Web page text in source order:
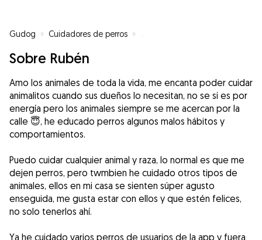
Gudog » Cuidadores de perros »
Sobre Rubén
Amo los animales de toda la vida, me encanta poder cuidar
animalitos cuando sus dueños lo necesitan, no se si es por
energía pero los animales siempre se me acercan por la
calle 😇, he educado perros algunos malos hábitos y
comportamientos.
Puedo cuidar cualquier animal y raza, lo normal es que me
dejen perros, pero twmbien he cuidado otros tipos de
animales, ellos en mi casa se sienten súper agusto
enseguida, me gusta estar con ellos y que estén felices,
no solo tenerlos ahí.
Ya he cuidado varios perros de usuarios de la app y fuera